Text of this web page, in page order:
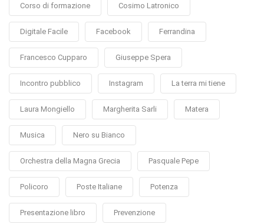
Corso di formazione Cosimo Latronico
Digitale Facile Facebook Ferrandina
Francesco Cupparo Giuseppe Spera
Incontro pubblico Instagram La terra mi tiene
Laura Mongiello Margherita Sarli Matera
Musica Nero su Bianco
Orchestra della Magna Grecia Pasquale Pepe
Policoro Poste Italiane Potenza
Presentazione libro Prevenzione